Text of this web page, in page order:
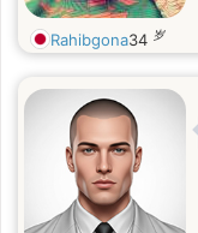
Rahibgona34 岁